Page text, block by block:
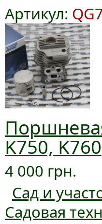
Артикул:
K750, K760
4 000 грн.
Сад и
Садовая